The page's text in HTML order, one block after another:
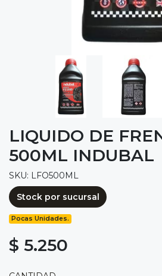
LIQUIDO DE
500ML INDUBAL
SKU: LFO500ML
Stock por sucursal
Pocas Unidades.
$ 5.250